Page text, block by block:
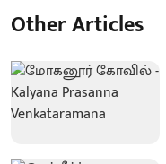
Other Articles